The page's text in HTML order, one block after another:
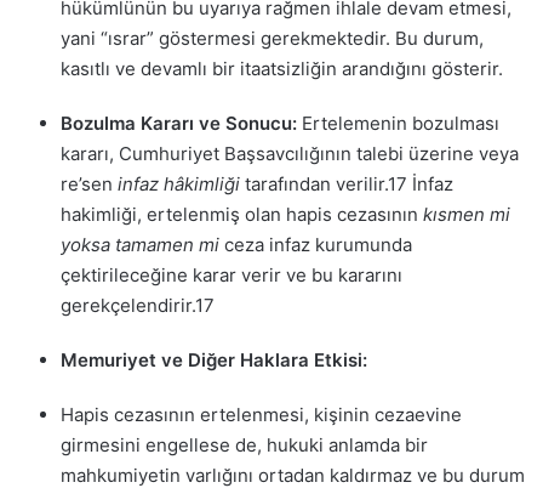
hükümlünün bu uyarıya rağmen ihlale devam etmesi,
yani “ısrar” göstermesi gerekmektedir. Bu durum,
kasıtlı ve devamlı bir itaatsizliğin arandığını gösterir.
Bozulma Kararı ve Sonucu: Ertelemenin bozulması
kararı, Cumhuriyet Başsavcılığının talebi üzerine veya
re’sen infaz hâkimliği tarafından verilir.17 İnfaz
hakimliği, ertelenmiş olan hapis cezasının kısmen mi
yoksa tamamen mi ceza infaz kurumunda
çektirileceğine karar verir ve bu kararını
gerekçelendirir.17
Memuriyet ve Diğer Haklara Etkisi:
Hapis cezasının ertelenmesi, kişinin cezaevine
girmesini engellese de, hukuki anlamda bir
mahkumiyetin varlığını ortadan kaldırmaz ve bu durum